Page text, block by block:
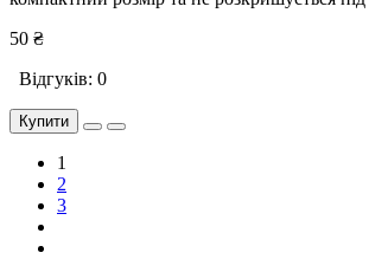
50 ₴
Відгуків: 0
Купити
1
2
3